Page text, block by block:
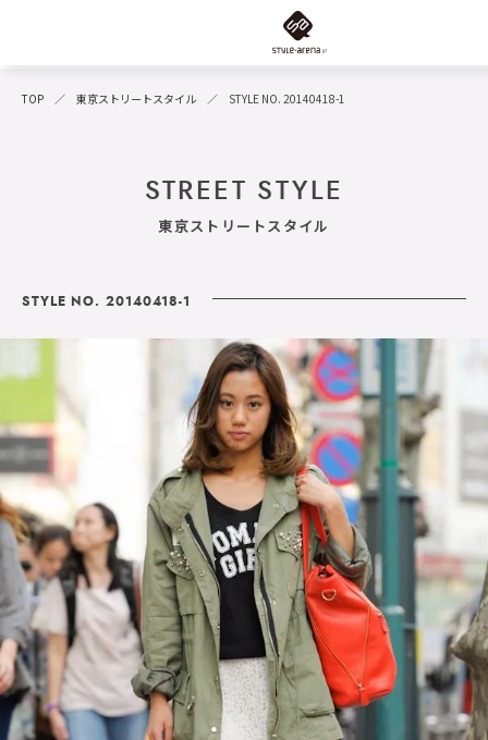
TOP 東京ストリートスタイル STYLE NO. 20140418-1
STREET STYLE
東京ストリートスタイル
STYLE NO. 20140418-1